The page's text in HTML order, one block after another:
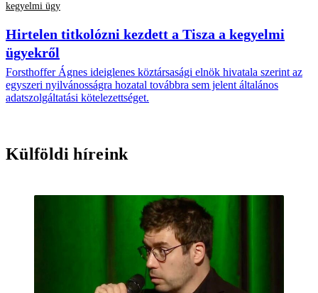
kegyelmi ügy
Hirtelen titkolózni kezdett a Tisza a kegyelmi
ügyekről
Forsthoffer Ágnes ideiglenes köztársasági elnök hivatala szerint az
egyszeri nyilvánosságra hozatal továbbra sem jelent általános
adatszolgáltatási kötelezettséget.
Külföldi híreink